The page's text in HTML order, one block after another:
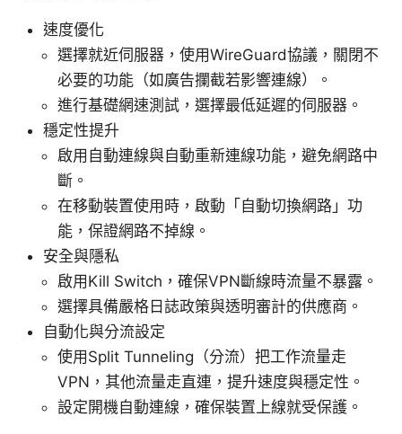
速度優化
選擇就近伺服器，使用WireGuard協議，關閉不
必要的功能（如廣告攔截若影響連線）。
進行基礎網速測試，選擇最低延遲的伺服器。
穩定性提升
啟用自動連線與自動重新連線功能，避免網路中
斷。
在移動裝置使用時，啟動「自動切換網路」功
能，保證網路不掉線。
安全與隱私
啟用Kill Switch，確保VPN斷線時流量不暴露。
選擇具備嚴格日誌政策與透明審計的供應商。
自動化與分流設定
使用Split Tunneling（分流）把工作流量走
VPN，其他流量走直連，提升速度與穩定性。
設定開機自動連線，確保裝置上線就受保護。